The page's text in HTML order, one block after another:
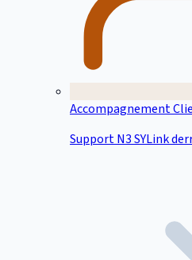
Accompagnement
Support N3 SYLink